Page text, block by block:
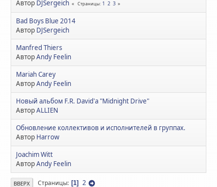
Автор DJSergeich Страницы 1 2 3
Bad Boys Blue 2014
Автор DJSergeich
Manfred Thiers
АвторAndy Feelin
Mariah Carey
АвторAndy Feelin
Новый альбом F.R. David'а "Midnight Drive"
АвторALLIEN
Обновление коллективов и исполнителей в группах.
Автор Harrow
Joachim Witt
АвторAndy Feelin
ВВЕРХ Страницы 1 2